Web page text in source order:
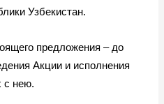
Узбекистан.
предложения – до
Акции и исполнения
с нею.